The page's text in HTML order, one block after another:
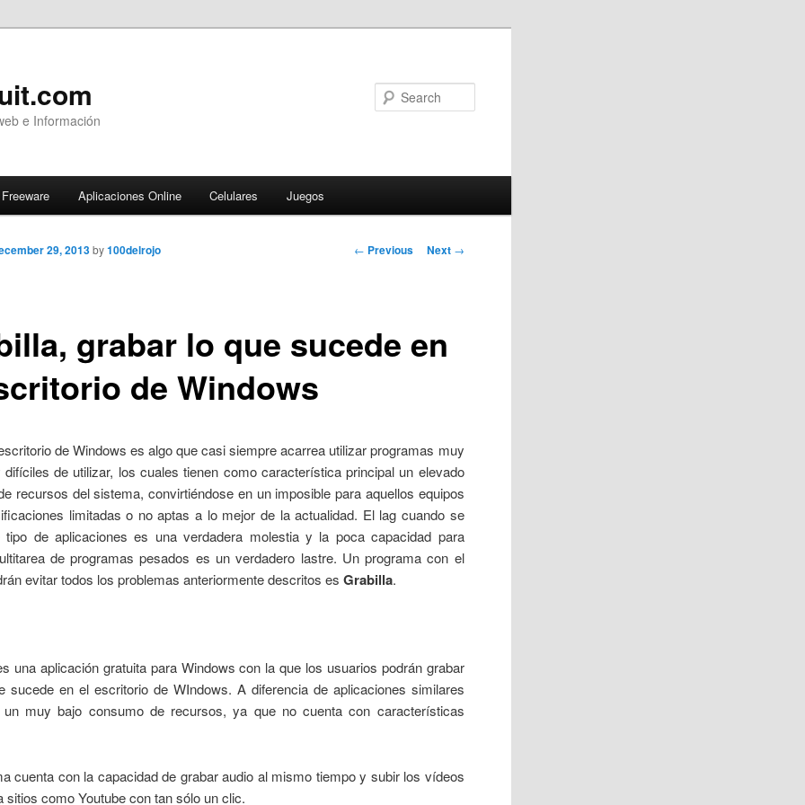
e Información
Freeware Aplicaciones Online Celulares Juegos
Post
← Previous Next →
grabar lo que sucede en
de Windows
29, 2013 by100delrojo
de Windows es algo que casi siempre acarrea utilizar programas muy
de utilizar, los cuales tienen como característica principal un elevado
recursos del sistema, convirtiéndose en un imposible para aquellos equipos
limitadas o no aptas a lo mejor de la actualidad. El lag cuando se
tipo de aplicaciones es una verdadera molestia y la poca capacidad para
de programas pesados es un verdadero lastre. Un programa con el
evitar todos los problemas anteriormente descritos esGrabilla.
una aplicación gratuita para Windows con la que los usuarios podrán grabar
sucede en el escritorio de WIndows. A diferencia de aplicaciones similares
muy bajo consumo de recursos, ya que no cuenta con características
cuenta con la capacidad de grabar audio al mismo tiempo y subir los vídeos
sitios como Youtube con tan sólo un clic.